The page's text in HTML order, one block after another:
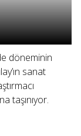
döneminin
sanat
taşınıyor.